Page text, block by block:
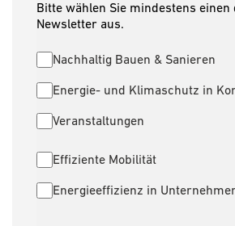
Bitte wählen Sie mindestens einen
Newsletter aus.
Nachhaltig Bauen & Sanieren
Energie- und Klimaschutz in
Veranstaltungen
Effiziente Mobilität
Energieeffizienz in